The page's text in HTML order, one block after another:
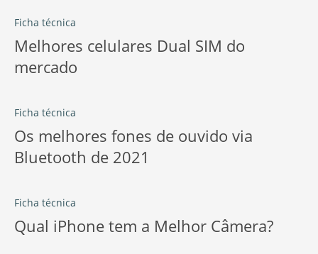
Ficha técnica
Melhores celulares Dual SIM do
mercado
Ficha técnica
Os melhores fones de ouvido via
Bluetooth de 2021
Ficha técnica
Qual iPhone tem a Melhor Câmera?